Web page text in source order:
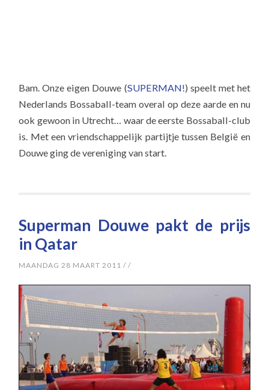
Bam. Onze eigen Douwe (SUPERMAN!) speelt met het
Nederlands Bossaball-team overal op deze aarde en nu
ook gewoon in Utrecht… waar de eerste Bossaball-club
is. Met een vriendschappelijk partijtje tussen België en
Douwe ging de vereniging van start.
Superman Douwe pakt de prijs
in Qatar
MAANDAG 28 MAART 2011 //